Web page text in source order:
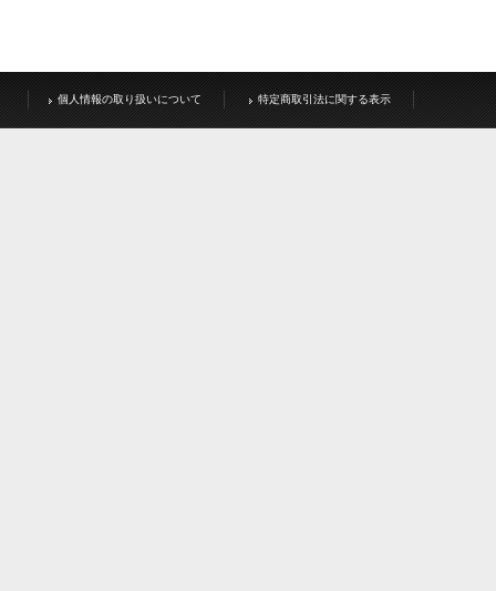
個人情報の取り扱いについて 特定商取引法に関する表示